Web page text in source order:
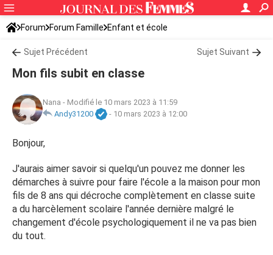
Forum Forum Famille Enfant et école
Sujet Précédent Sujet Suivant
Mon fils subit en classe
Nana - Modifié le 10 mars 2023 à 11:59
Andy31200
- 10 mars 2023 à 12:00
Bonjour,
J'aurais aimer savoir si quelqu'un pouvez me donner les
démarches à suivre pour faire l'école a la maison pour mon
fils de 8 ans qui décroche complètement en classe suite
a du harcèlement scolaire l'année dernière malgré le
changement d'école psychologiquement il ne va pas bien
du tout.